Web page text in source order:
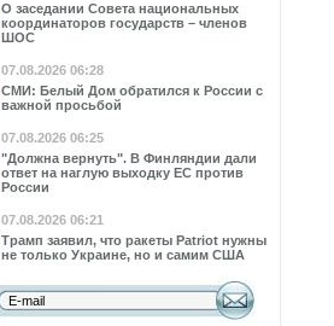
О заседании Совета национальных
координаторов государств – членов
ШОС
07.08.2026 06:28
СМИ: Белый Дом обратился к России с
важной просьбой
07.08.2026 06:25
"Должна вернуть". В Финляндии дали
ответ на наглую выходку ЕС против
России
07.08.2026 06:21
Трамп заявил, что ракеты Patriot нужны
не только Украине, но и самим США